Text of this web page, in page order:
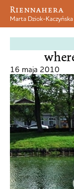
Riennahera
Marta Dziok-Kaczyńska
16 maja 2010